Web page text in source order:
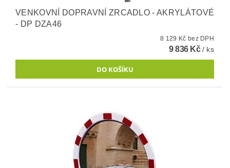
VENKOVNÍ DOPRAVNÍ ZRCADLO - AKRYLÁTOVÉ
- DP DZA46
8 129 Kč bez DPH
9 836 Kč/ ks